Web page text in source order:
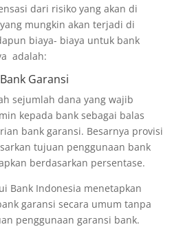
dari risiko yang akan di
mungkin akan terjadi di
biaya- biaya untuk bank
adalah:
Garansi
sejumlah dana yang wajib
kepada bank sebagai balas
bank garansi. Besarnya provisi
tujuan penggunaan bank
berdasarkan persentase.
Bank Indonesia menetapkan
garansi secara umum tanpa
penggunaan garansi bank.